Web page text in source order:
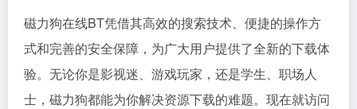
磁力狗在线BT凭借其高效的搜索技术、便捷的操作方
式和完善的安全保障，为广大用户提供了全新的下载体
验。无论你是影视迷、游戏玩家，还是学生、职场人
士，磁力狗都能为你解决资源下载的难题。现在就访问